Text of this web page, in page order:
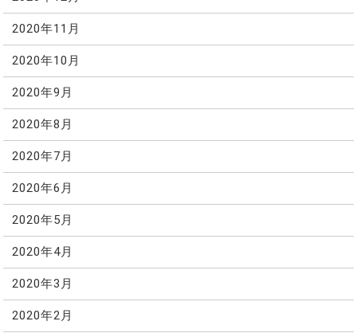
2020年11月
2020年10月
2020年9月
2020年8月
2020年7月
2020年6月
2020年5月
2020年4月
2020年3月
2020年2月